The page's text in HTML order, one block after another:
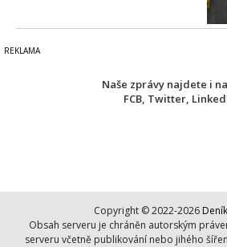
Naše zprávy najdete i
FCB, Twitter,
Copyright © 2022-2026
Obsah serveru je chráněn autorským
serveru včetně publikování nebo jihého